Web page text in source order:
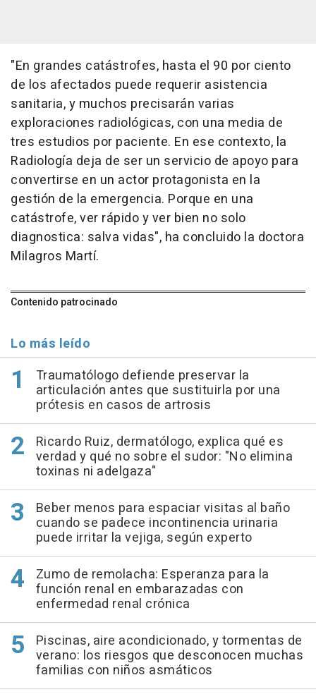
"En grandes catástrofes, hasta el 90 por ciento
de los afectados puede requerir asistencia
sanitaria, y muchos precisarán varias
exploraciones radiológicas, con una media de
tres estudios por paciente. En ese contexto, la
Radiología deja de ser un servicio de apoyo para
convertirse en un actor protagonista en la
gestión de la emergencia. Porque en una
catástrofe, ver rápido y ver bien no solo
diagnostica: salva vidas", ha concluido la doctora
Milagros Martí.
Contenido patrocinado
Lo más leído
Traumatólogo defiende preservar la
articulación antes que sustituirla por una
prótesis en casos de artrosis
Ricardo Ruiz, dermatólogo, explica qué es
verdad y qué no sobre el sudor: "No elimina
toxinas ni adelgaza"
Beber menos para espaciar visitas al baño
cuando se padece incontinencia urinaria
puede irritar la vejiga, según experto
Zumo de remolacha: Esperanza para la
función renal en embarazadas con
enfermedad renal crónica
Piscinas, aire acondicionado, y tormentas de
verano: los riesgos que desconocen muchas
familias con niños asmáticos